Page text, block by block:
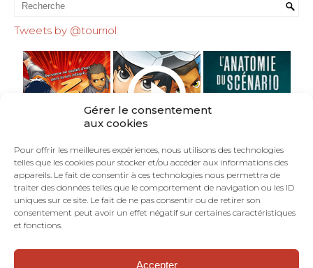
Gérer le consentement
aux cookies
Pour offrir les meilleures expériences, nous utilisons des technologies
telles que les cookies pour stocker et/ou accéder aux informations des
appareils. Le fait de consentir à ces technologies nous permettra de
traiter des données telles que le comportement de navigation ou les ID
uniques sur ce site. Le fait de ne pas consentir ou de retirer son
consentement peut avoir un effet négatif sur certaines caractéristiques
et fonctions.
Accepter
Tweets by @tourriol